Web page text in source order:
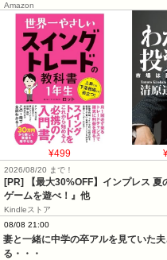
Amazon
¥499
2026/08/20 まで！
[PR]
【最大30%OFF】インプレス
ゲームを遊べ！』他
Kindleストア
08/08 21:00
妻と一緒に中学の卒アルを見ていた
る・・・